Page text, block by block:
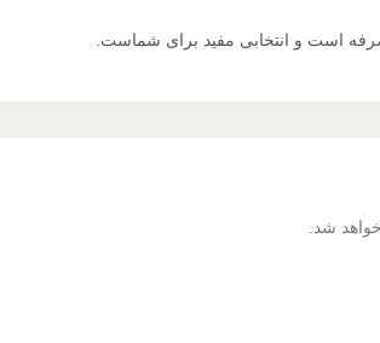
صرفه است و انتخابی مفید برای شماست.
شد.